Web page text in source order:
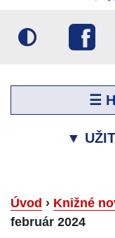
☰
▼
Úvod › Knižné
február 2024